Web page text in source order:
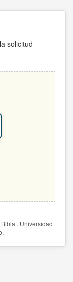
solicitud
Universidad